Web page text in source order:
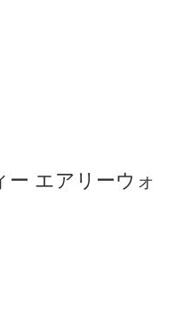
ー エアリーウォ